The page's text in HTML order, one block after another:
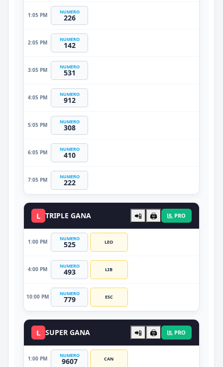
1:05 PM NUMERO
226
2:05 PM NUMERO
142
3:05 PM NUMERO
531
4:05 PM NUMERO
912
5:05 PM NUMERO
308
6:05 PM NUMERO
410
7:05 PM NUMERO
222
L TRIPLE GANA 📲 🖨️ PRO
1:00 PM NUMERO
525 LEO
4:00 PM NUMERO
493 LIB
10:00 PM NUMERO
779 ESC
L SUPER GANA 📲 🖨️ PRO
1:00 PM NUMERO
9607 CAN